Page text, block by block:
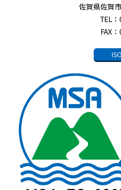
佐賀県佐賀
TEL
FAX